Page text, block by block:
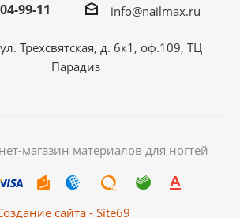
99-11
info@nailmax.ru
Трехсвятская, д. 6к1, оф.109, ТЦ
Парадиз
магазин материалов для ногтей
сайта - Site69